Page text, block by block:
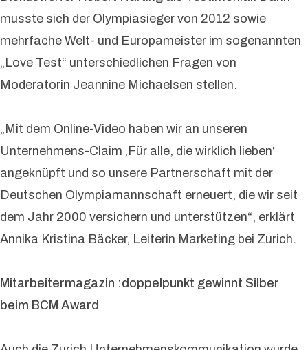
musste sich der Olympiasieger von 2012 sowie
mehrfache Welt- und Europameister im sogenannten
„Love Test“ unterschiedlichen Fragen von
Moderatorin Jeannine Michaelsen stellen.
„Mit dem Online-Video haben wir an unseren
Unternehmens-Claim ‚Für alle, die wirklich lieben‘
angeknüpft und so unsere Partnerschaft mit der
Deutschen Olympiamannschaft erneuert, die wir seit
dem Jahr 2000 versichern und unterstützen“, erklärt
Annika Kristina Bäcker, Leiterin Marketing bei Zurich.
Mitarbeitermagazin :doppelpunkt gewinnt Silber
beim BCM Award